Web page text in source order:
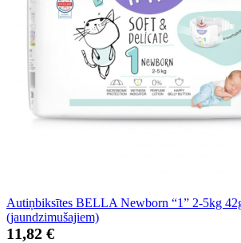
Autiņbiksītes BELLA Newborn “1” 2-5kg
(jaundzimušajiem)
11,82 €